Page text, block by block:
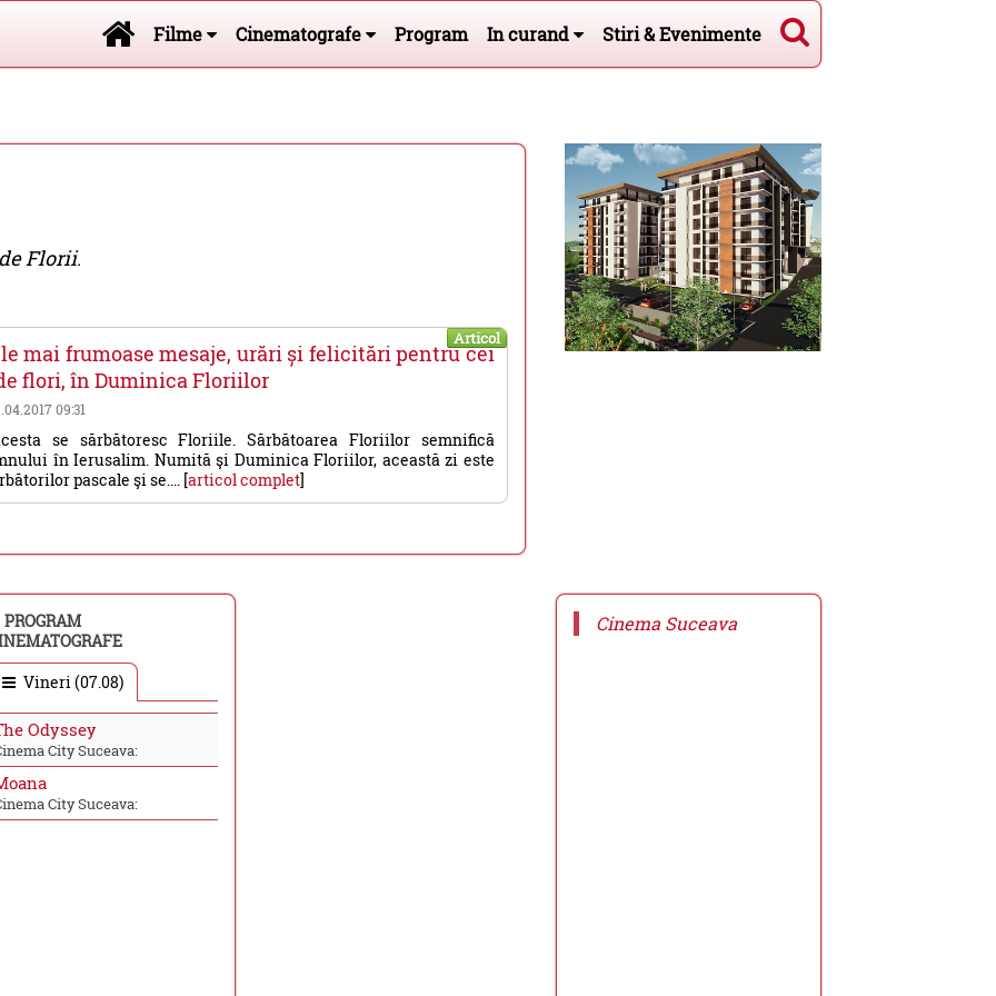
Filme Cinematografe Program In curand Stiri & Evenimente
Florii.
Articol
mai frumoase mesaje, urări și felicitări pentru cei
flori, în Duminica Floriilor
09:31
se sărbătoresc Floriile. Sărbătoarea Floriilor semnifică
în Ierusalim. Numită şi Duminica Floriilor, această zi este
pascale şi se.... [articol complet]
PROGRAM
Vineri (07.08)
Odyssey
City Suceava:
City Suceava:
Cinema Suceava